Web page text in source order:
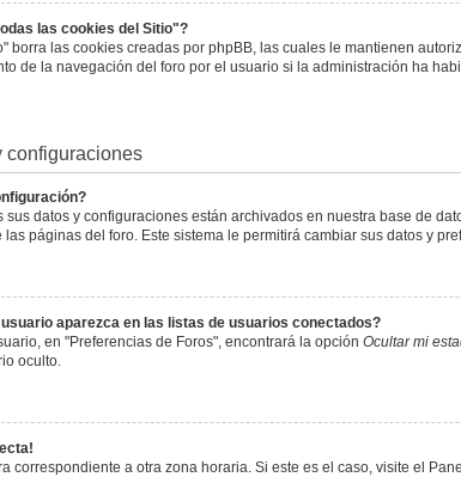
las cookies del Sitio"?
borra las cookies creadas por phpBB, las cuales le mantienen
de la navegación del foro por el usuario si la administración ha
configuraciones
datos y configuraciones están archivados en nuestra base de
páginas del foro. Este sistema le permitirá cambiar sus datos y
aparezca en las listas de usuarios conectados?
en "Preferencias de Foros", encontrará la opción Ocultar mi
oculto.
correspondiente a otra zona horaria. Si este es el caso, visite el